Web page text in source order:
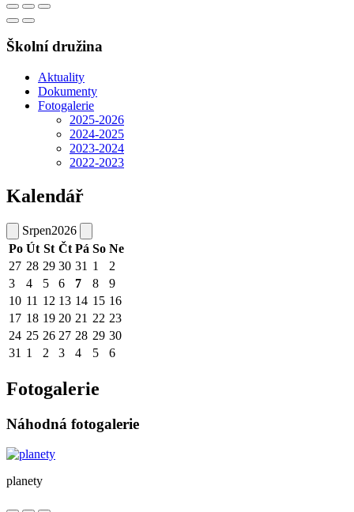
Školní družina
Aktuality
Dokumenty
Fotogalerie
2025-2026
2024-2025
2023-2024
2022-2023
Kalendář
Srpen2026
Po Út St Čt Pá So Ne
27 28 29 30 31 1
2
3
4 5 6 7 8
9
10 11 12 13 14 15 16
17 18 19 20 21 22 23
24 25 26 27 28 29 30
31 1 2 3 4 5 6
Fotogalerie
Náhodná fotogalerie
planety